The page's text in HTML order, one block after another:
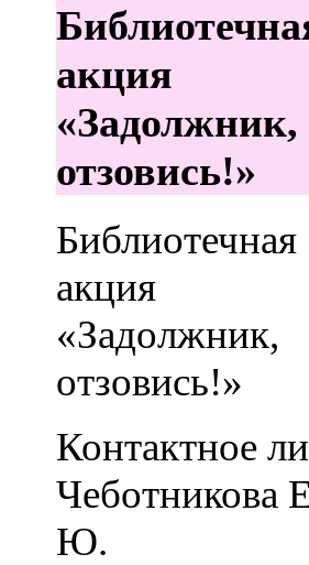
акция
«Задолжник,
отзовись!»
Библиотечная
акция
«Задолжник,
отзовись!»
Контактное
Чеботникова
Ю.